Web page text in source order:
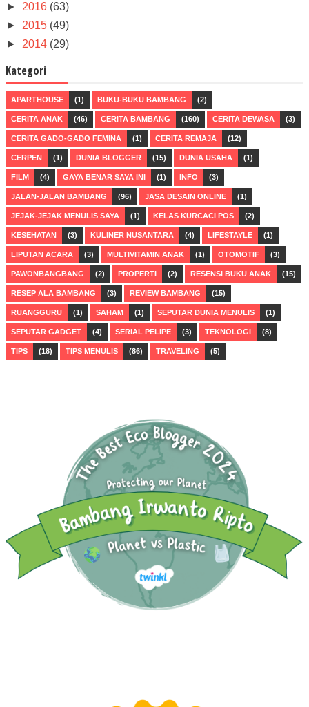
► 2016 (63)
► 2015 (49)
► 2014 (29)
Kategori
APARTHOUSE (1) BUKU-BUKU BAMBANG (2)
CERITA ANAK (46) CERITA BAMBANG (160) CERITA DEWASA (3)
CERITA GADO-GADO FEMINA (1) CERITA REMAJA (12)
CERPEN (1) DUNIA BLOGGER (15) DUNIA USAHA (1)
FILM (4) GAYA BENAR SAYA INI (1) INFO (3)
JALAN-JALAN BAMBANG (96) JASA DESAIN ONLINE (1)
JEJAK-JEJAK MENULIS SAYA (1) KELAS KURCACI POS (2)
KESEHATAN (3) KULINER NUSANTARA (4) LIFESTAYLE (1)
LIPUTAN ACARA (3) MULTIVITAMIN ANAK (1) OTOMOTIF (3)
PAWONBANGBANG (2) PROPERTI (2) RESENSI BUKU ANAK (15)
RESEP ALA BAMBANG (3) REVIEW BAMBANG (15)
RUANGGURU (1) SAHAM (1) SEPUTAR DUNIA MENULIS (1)
SEPUTAR GADGET (4) SERIAL PELIPE (3) TEKNOLOGI (8)
TIPS (18) TIPS MENULIS (86) TRAVELING (5)